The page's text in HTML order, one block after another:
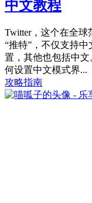
中文教程
Twitter，这个在全
“推特”，不仅支持
置，其他也包括中
何设置中文模式界...
攻略指南